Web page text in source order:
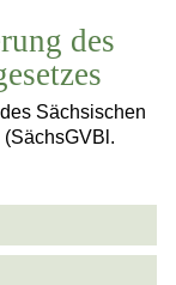
des
Sächsischen
(SächsGVBl.